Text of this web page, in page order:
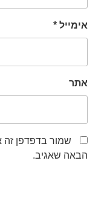
אימייל *
אתר
שמור בדפדפן זה
הבאה שאגיב.